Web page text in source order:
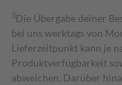
3Die Übergabe deiner
bei uns werktags von
Lieferzeitpunkt kann je
Produktverfügbarkeit
abweichen. Darüber